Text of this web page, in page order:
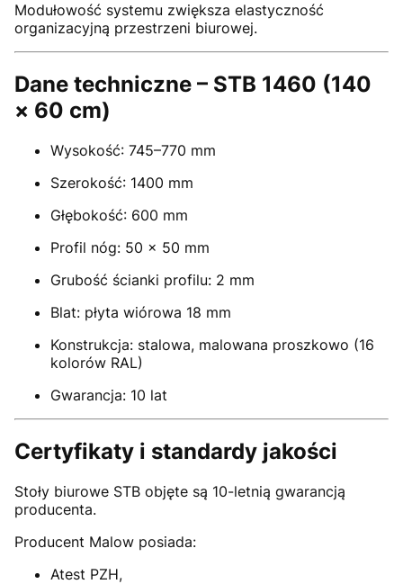
Modułowość systemu zwiększa elastyczność
organizacyjną przestrzeni biurowej.
Dane techniczne – STB 1460 (140
× 60 cm)
Wysokość: 745–770 mm
Szerokość: 1400 mm
Głębokość: 600 mm
Profil nóg: 50 × 50 mm
Grubość ścianki profilu: 2 mm
Blat: płyta wiórowa 18 mm
Konstrukcja: stalowa, malowana proszkowo (16
kolorów RAL)
Gwarancja: 10 lat
Certyfikaty i standardy jakości
Stoły biurowe STB objęte są 10-letnią gwarancją
producenta.
Producent Malow posiada:
Atest PZH,